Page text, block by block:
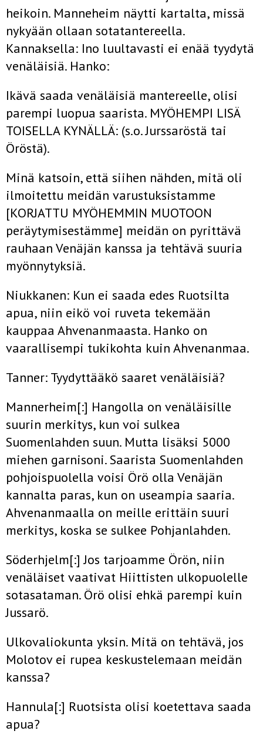
heikoin. Manneheim näytti kartalta, missä
nykyään ollaan sotatantereella.
Kannaksella: Ino luultavasti ei enää tyydytä
venäläisiä. Hanko:
Ikävä saada venäläisiä mantereelle, olisi
parempi luopua saarista. MYÖHEMPI LISÄ
TOISELLA KYNÄLLÄ: (s.o. Jurssaröstä tai
Öröstä).
Minä katsoin, että siihen nähden, mitä oli
ilmoitettu meidän varustuksistamme
[KORJATTU MYÖHEMMIN MUOTOON
peräytymisestämme] meidän on pyrittävä
rauhaan Venäjän kanssa ja tehtävä suuria
myönnytyksiä.
Niukkanen: Kun ei saada edes Ruotsilta
apua, niin eikö voi ruveta tekemään
kauppaa Ahvenanmaasta. Hanko on
vaarallisempi tukikohta kuin Ahvenanmaa.
Tanner: Tyydyttääkö saaret venäläisiä?
Mannerheim[:] Hangolla on venäläisille
suurin merkitys, kun voi sulkea
Suomenlahden suun. Mutta lisäksi 5000
miehen garnisoni. Saarista Suomenlahden
pohjoispuolella voisi Örö olla Venäjän
kannalta paras, kun on useampia saaria.
Ahvenanmaalla on meille erittäin suuri
merkitys, koska se sulkee Pohjanlahden.
Söderhjelm[:] Jos tarjoamme Örön, niin
venäläiset vaativat Hiittisten ulkopuolelle
sotasataman. Örö olisi ehkä parempi kuin
Jussarö.
Ulkovaliokunta yksin. Mitä on tehtävä, jos
Molotov ei rupea keskustelemaan meidän
kanssa?
Hannula[:] Ruotsista olisi koetettava saada
apua?